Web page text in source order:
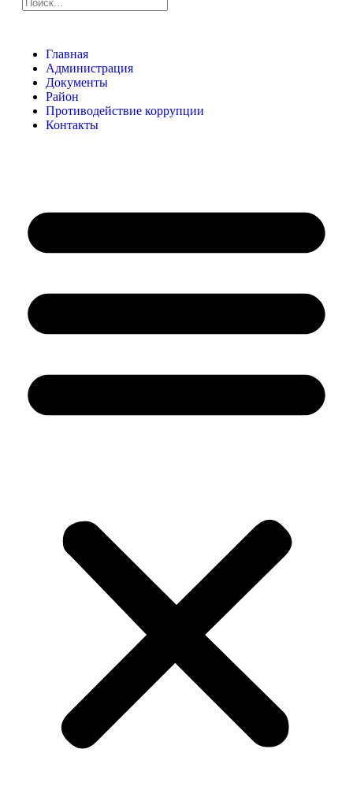
Главная
Администрация
Документы
Район
Противодействие коррупции
Контакты